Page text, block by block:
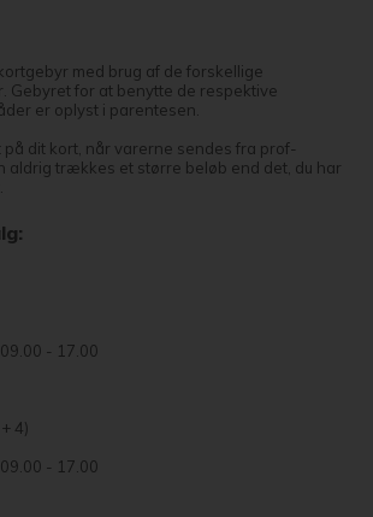
med brug af de forskellige
Gebyret for at benytte de respektive
er oplyst i parentesen.
dit kort, når varerne sendes fra prof-
aldrig trækkes et større beløb end det, du har
- 17.00
4)
- 17.00